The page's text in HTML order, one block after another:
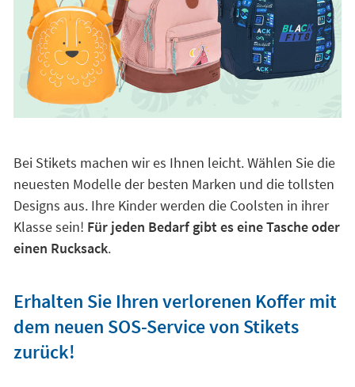
Bei Stikets machen wir es Ihnen leicht. Wählen Sie die
neuesten Modelle der besten Marken und die tollsten
Designs aus. Ihre Kinder werden die Coolsten in ihrer
Klasse sein! Für jeden Bedarf gibt es eine Tasche oder
einen Rucksack.
Erhalten Sie Ihren verlorenen Koffer mit
dem neuen SOS-Service von Stikets
zurück!